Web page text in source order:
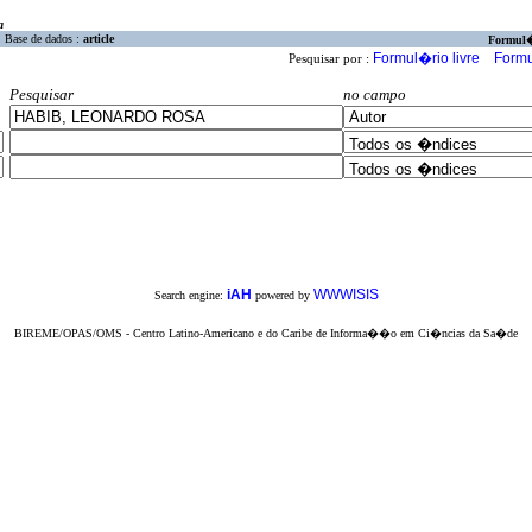
Base de dados : article
Pesquisar por : Formul�rio livre
Pesquisar
no campo
Search engine: iAH powered by WWWISIS
BIREME/OPAS/OMS - Centro Latino-Americano e do Caribe de Informa��o em Ci�ncias da Sa�de